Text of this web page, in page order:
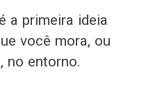
a primeira ideia
você mora, ou
no entorno.